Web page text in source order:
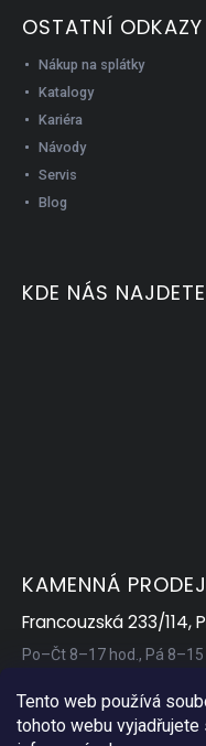
Tento web používá
tohoto webu vyjadřujete
OSTATNÍ ODKAZY
Nákup na splátky
Katalogy
Kariéra
Návody
Servis
Blog
KDE NÁS NAJDETE
KAMENNÁ
Francouzská 233/114,
Po–Čt 8–17 hod., Pá 8–15